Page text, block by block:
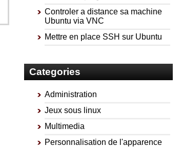
Controler a distance sa machine
Ubuntu via VNC
Mettre en place SSH sur Ubuntu
Categories
Administration
Jeux sous linux
Multimedia
Personnalisation de l'apparence